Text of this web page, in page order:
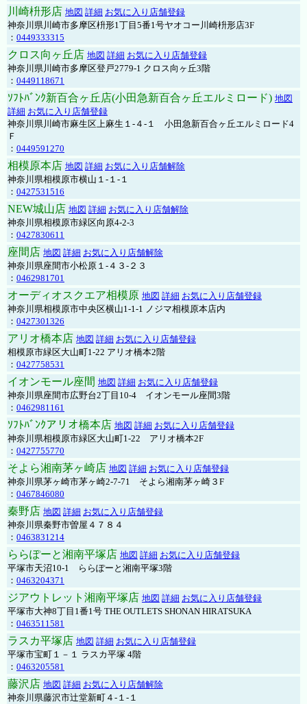
川崎枡形店 地図 詳細 お気に入り店舗登録
神奈川県川崎市多摩区枡形1丁目5番1号ヤオコー川崎枡形店3F
： 0449333315
クロス向ヶ丘店 地図 詳細 お気に入り店舗登録
神奈川県川崎市多摩区登戸2779-1 クロス向ヶ丘3階
： 0449118671
ｿﾌﾄﾊﾞﾝｸ新百合ヶ丘店(小田急新百合ヶ丘エルミロード) 地図
詳細 お気に入り店舗登録
神奈川県川崎市麻生区上麻生１-４-１ 小田急新百合ヶ丘エルミロード4
Ｆ
： 0449591270
相模原本店 地図 詳細 お気に入り店舗解除
神奈川県相模原市横山１-１-１
： 0427531516
NEW城山店 地図 詳細 お気に入り店舗解除
神奈川県相模原市緑区向原4-2-3
： 0427830611
座間店 地図 詳細 お気に入り店舗解除
神奈川県座間市小松原１-４３-２３
： 0462981701
オーディオスクエア相模原 地図 詳細 お気に入り店舗登録
神奈川県相模原市中央区横山1-1-1 ノジマ相模原本店内
： 0427301326
アリオ橋本店 地図 詳細 お気に入り店舗登録
相模原市緑区大山町1-22 アリオ橋本2階
： 0427758531
イオンモール座間 地図 詳細 お気に入り店舗登録
神奈川県座間市広野台2丁目10-4 イオンモール座間3階
： 0462981161
ｿﾌﾄﾊﾞﾝｸアリオ橋本店 地図 詳細 お気に入り店舗登録
神奈川県相模原市緑区大山町1-22 アリオ橋本2F
： 0427755770
そよら湘南茅ヶ崎店 地図 詳細 お気に入り店舗登録
神奈川県茅ヶ崎市茅ヶ崎2‐7‐71 そよら湘南茅ヶ崎３F
： 0467846080
秦野店 地図 詳細 お気に入り店舗登録
神奈川県秦野市曽屋４７８４
： 0463831214
ららぽーと湘南平塚店 地図 詳細 お気に入り店舗登録
平塚市天沼10-1 ららぽーと湘南平塚3階
： 0463204371
ジアウトレット湘南平塚店 地図 詳細 お気に入り店舗登録
平塚市大神8丁目1番1号 THE OUTLETS SHONAN HIRATSUKA
： 0463511581
ラスカ平塚店 地図 詳細 お気に入り店舗登録
平塚市宝町１－１ ラスカ平塚 4階
： 0463205581
藤沢店 地図 詳細 お気に入り店舗解除
神奈川県藤沢市辻堂新町４-１-１